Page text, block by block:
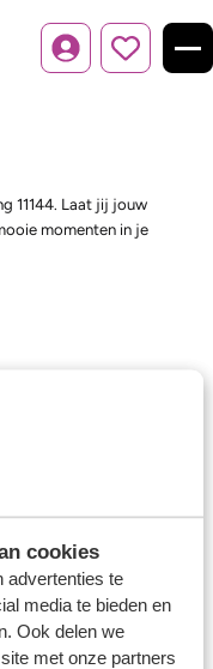
cookies
advertenties te
media te bieden en
Ook delen we
met onze partners
Inloggen
11144. Laat jij jouw
momenten in je